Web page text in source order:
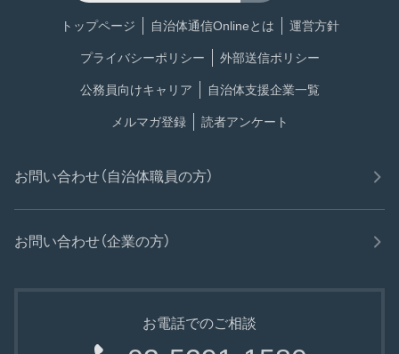
トップページ 自治体通信Onlineとは 運営方針
プライバシーポリシー 外部送信ポリシー
公務員向けキャリア 自治体支援企業一覧
メルマガ登録 読者アンケート
お問い合わせ（自治体職員の方）
お問い合わせ（企業の方）
お電話でのご相談